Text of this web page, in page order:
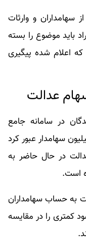
سهامداران و وارثات
باید موضوع را بسته
اعلام شده پیگیری
عدالت
نام‌کنندگان در سامانه جامع
مشتریان «سجام» از رقم ۴۵ میلیون سهامدار عبور کرد
در حال حاضر به
به حساب سهامداران
کمتری را در مقایسه